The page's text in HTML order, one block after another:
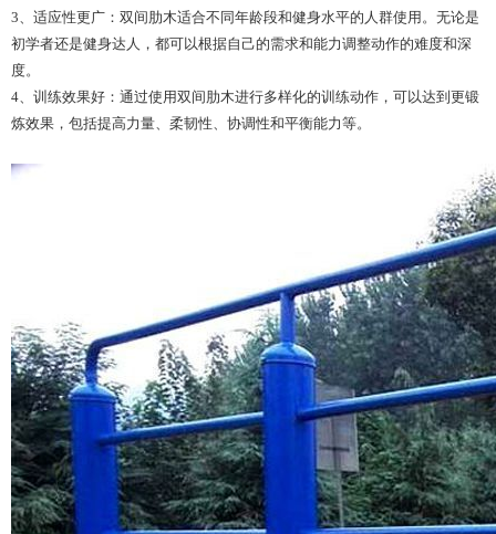
3、适应性更广：双间肋木适合不同年龄段和健身水平的人群使用。无论是
初学者还是健身达人，都可以根据自己的需求和能力调整动作的难度和深
度。
4、训练效果好：通过使用双间肋木进行多样化的训练动作，可以达到更锻
炼效果，包括提高力量、柔韧性、协调性和平衡能力等。